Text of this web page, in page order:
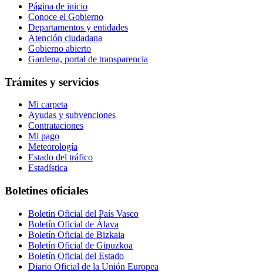
Página de inicio
Conoce el Gobierno
Departamentos y entidades
Atención ciudadana
Gobierno abierto
Gardena, portal de transparencia
Trámites y servicios
Mi carpeta
Ayudas y subvenciones
Contrataciones
Mi pago
Meteorología
Estado del tráfico
Estadística
Boletines oficiales
Boletín Oficial del País Vasco
Boletín Oficial de Álava
Boletín Oficial de Bizkaia
Boletín Oficial de Gipuzkoa
Boletín Oficial del Estado
Diario Oficial de la Unión Europea